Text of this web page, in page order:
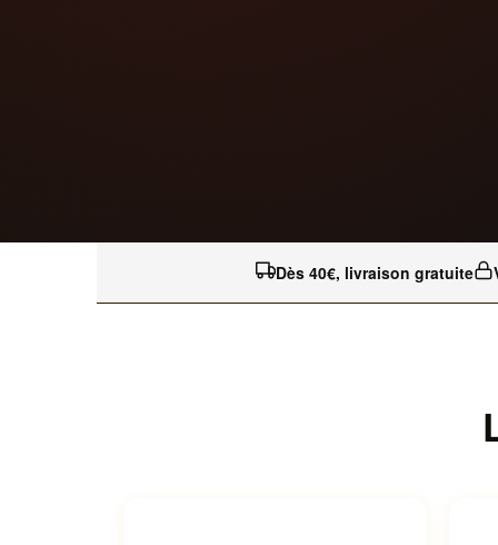
Dès 40€, livraison gratuite